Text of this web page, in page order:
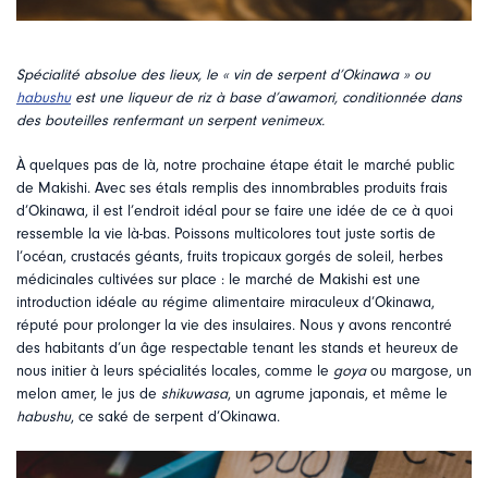
Spécialité absolue des lieux, le « vin de serpent d’Okinawa » ou
habushuest une liqueur de riz à base d’awamori, conditionnée dans
des bouteilles renfermant un serpent venimeux.
À quelques pas de là, notre prochaine étape était le marché public
de Makishi. Avec ses étals remplis des innombrables produits frais
d’Okinawa, il est l’endroit idéal pour se faire une idée de ce à quoi
ressemble la vie là-bas. Poissons multicolores tout juste sortis de
l’océan, crustacés géants, fruits tropicaux gorgés de soleil, herbes
médicinales cultivées sur place : le marché de Makishi est une
introduction idéale au régime alimentaire miraculeux d’Okinawa,
réputé pour prolonger la vie des insulaires. Nous y avons rencontré
des habitants d’un âge respectable tenant les stands et heureux de
nous initier à leurs spécialités locales, comme le goyaou margose, un
melon amer, le jus de shikuwasa, un agrume japonais, et même le
habushu, ce saké de serpent d’Okinawa.